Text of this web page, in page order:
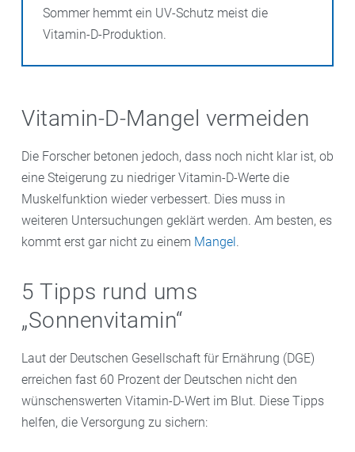
Sommer hemmt ein UV-Schutz meist die
Vitamin-D-Produktion.
Vitamin-D-Mangel vermeiden
Die Forscher betonen jedoch, dass noch nicht klar ist, ob
eine Steigerung zu niedriger Vitamin-D-Werte die
Muskelfunktion wieder verbessert. Dies muss in
weiteren Untersuchungen geklärt werden. Am besten, es
kommt erst gar nicht zu einem Mangel.
5 Tipps rund ums
„Sonnenvitamin“
Laut der Deutschen Gesellschaft für Ernährung (DGE)
erreichen fast 60 Prozent der Deutschen nicht den
wünschenswerten Vitamin-D-Wert im Blut. Diese Tipps
helfen, die Versorgung zu sichern: